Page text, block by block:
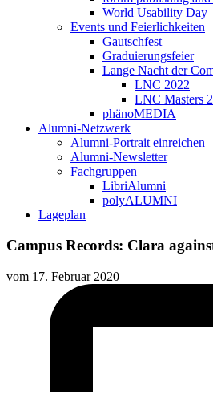
World Usability Day
Events und Feierlichkeiten
Gautschfest
Graduierungsfeier
Lange Nacht der
LNC 2022
LNC Masters
phänoMEDIA
Alumni-Netzwerk
Alumni-Portrait einreichen
Alumni-Newsletter
Fachgruppen
LibriAlumni
polyALUMNI
Lageplan
Campus Records: Clara
vom 17. Februar 2020